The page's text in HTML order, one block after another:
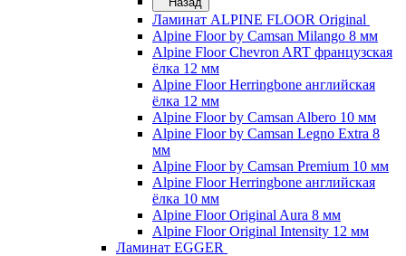
Ламинат ALPINE FLOOR Original
Alpine Floor by Camsan Milango 8 мм
Alpine Floor Chevron ART французская
ёлка 12 мм
Alpine Floor Herringbone английская
ёлка 12 мм
Alpine Floor by Camsan Albero 10 мм
Alpine Floor by Camsan Legno Extra 8
мм
Alpine Floor by Camsan Premium 10 мм
Alpine Floor Herringbone английская
ёлка 10 мм
Alpine Floor Original Aura 8 мм
Alpine Floor Original Intensity 12 мм
Ламинат EGGER